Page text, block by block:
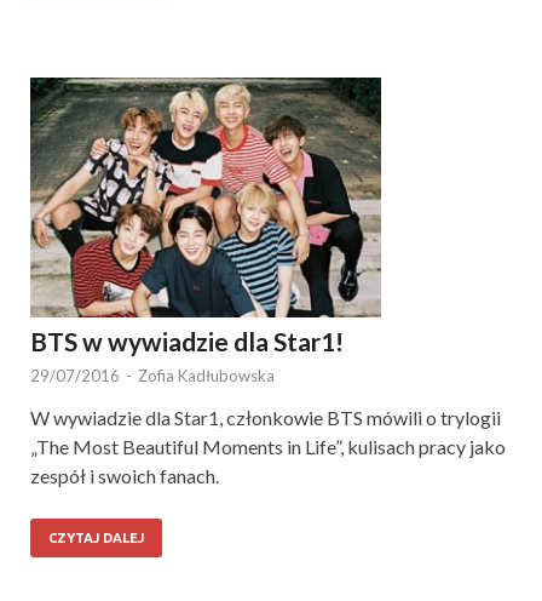
BTS w wywiadzie dla Star1!
29/07/2016 - Zofia Kadłubowska
W wywiadzie dla Star1, członkowie BTS mówili o trylogii
„The Most Beautiful Moments in Life”, kulisach pracy jako
zespół i swoich fanach.
CZYTAJ DALEJ